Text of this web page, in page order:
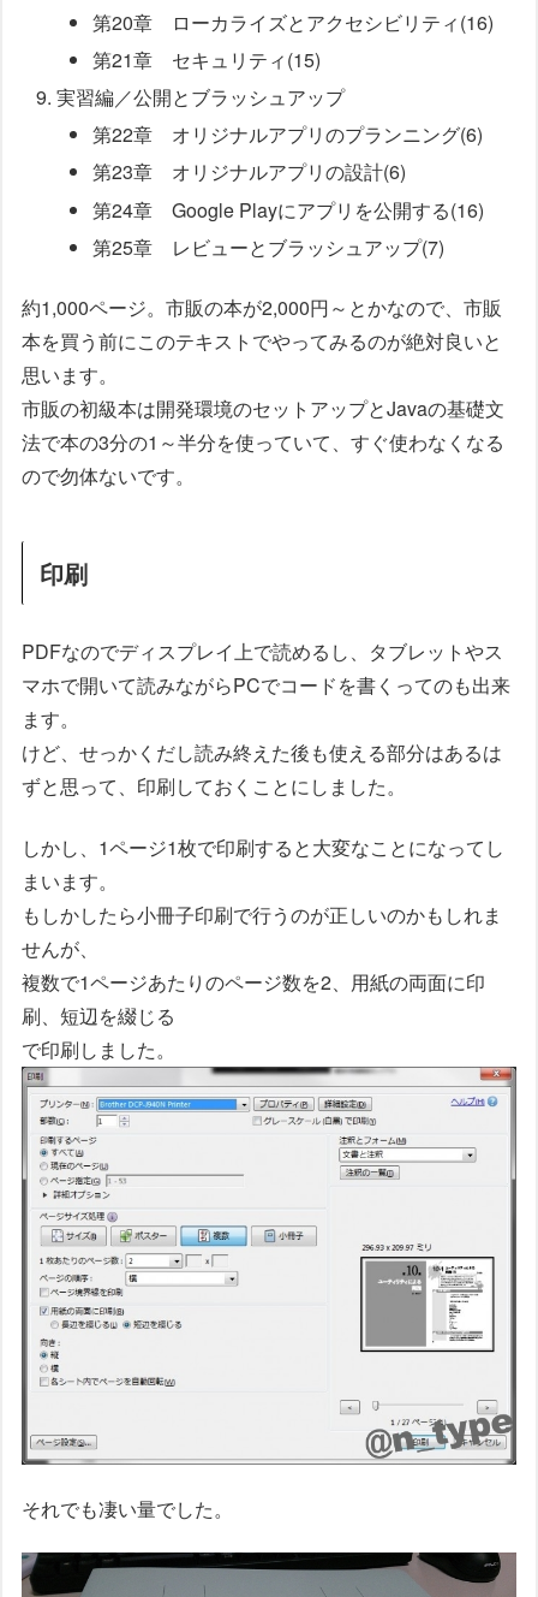
第20章 ローカライズとアクセシビリティ(16)
第21章 セキュリティ(15)
実習編／公開とブラッシュアップ
第22章 オリジナルアプリのプランニング(6)
第23章 オリジナルアプリの設計(6)
第24章 Google Playにアプリを公開する(16)
第25章 レビューとブラッシュアップ(7)
約1,000ページ。市販の本が2,000円～とかなので、市販
本を買う前にこのテキストでやってみるのが絶対良いと
思います。
市販の初級本は開発環境のセットアップとJavaの基礎文
法で本の3分の1～半分を使っていて、すぐ使わなくなる
ので勿体ないです。
印刷
PDFなのでディスプレイ上で読めるし、タブレットやス
マホで開いて読みながらPCでコードを書くってのも出来
ます。
けど、せっかくだし読み終えた後も使える部分はあるは
ずと思って、印刷しておくことにしました。
しかし、1ページ1枚で印刷すると大変なことになってし
まいます。
もしかしたら小冊子印刷で行うのが正しいのかもしれま
せんが、
複数で1ページあたりのページ数を2、用紙の両面に印
刷、短辺を綴じる
で印刷しました。
それでも凄い量でした。